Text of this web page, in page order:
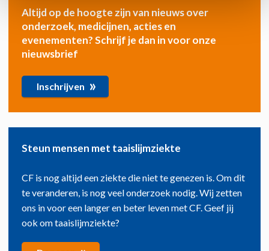
Altijd op de hoogte zijn van nieuws over
onderzoek, medicijnen, acties en
evenementen? Schrijf je dan in voor onze
nieuwsbrief
Inschrijven »
Steun mensen met taaislijmziekte
CF is nog altijd een ziekte die niet te genezen is. Om dit
te veranderen, is nog veel onderzoek nodig. Wij zetten
ons in voor een langer en beter leven met CF. Geef jij
ook om taaislijmziekte?